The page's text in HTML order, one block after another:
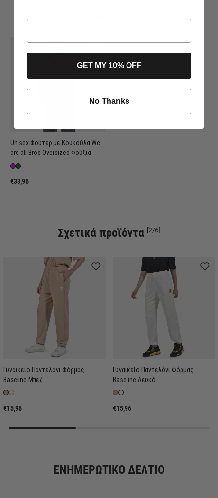
Συνδύασέ το με
Unisex Φούτερ με Κουκούλα We
are all Bros Oversized Φούξια
€33,96
Σχετικά προϊόντα [2/6]
Γυναικείο Παντελόνι Φόρμας
Baseline Μπεζ
€15,96
Γυναικείο Παντελόνι Φόρμας
Baseline Λευκό
€15,96
ΕΝΗΜΕΡΩΤΙΚΟ ΔΕΛΤΙΟ
GET MY 10% OFF
No Thanks